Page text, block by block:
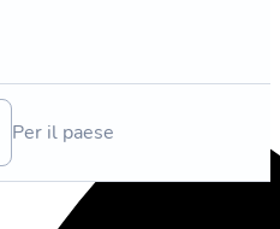
Per il paese